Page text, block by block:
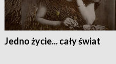
Jedno życie... cały świat